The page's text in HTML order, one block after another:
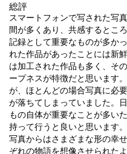
総評
スマートフォンで写された写
間が多くあり、共感するとこ
記録として重要なものが多か
れた作品があったことには新
は加工された作品も多く、そ
ープネスが特徴だと思います
が、ほとんどの場合写真に必
が落ちてしまっていました。
もの自体が重要なことが多い
持って行うと良いと思います
写真からはさまざまな形の幸
ぞれの物語を想像させられた